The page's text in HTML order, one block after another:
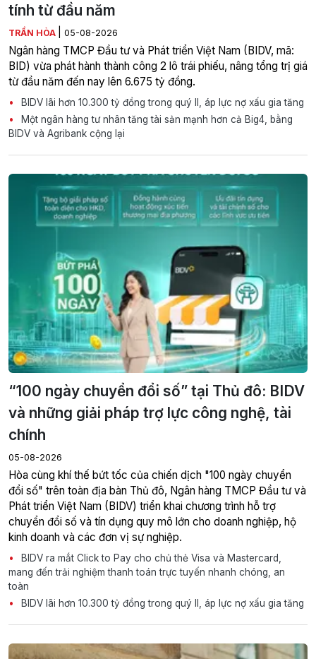
tính từ đầu năm
TRẦN HÒA 05-08-2026
Ngân hàng TMCP Đầu tư và Phát triển Việt Nam (BIDV, mã:
BID) vừa phát hành thành công 2 lô trái phiếu, nâng tổng trị giá
từ đầu năm đến nay lên 6.675 tỷ đồng.
BIDV lãi hơn 10.300 tỷ đồng trong quý II, áp lực nợ xấu gia tăng
Một ngân hàng tư nhân tăng tài sản mạnh hơn cả Big4, bằng
BIDV và Agribank cộng lại
“100 ngày chuyển đổi số” tại Thủ đô: BIDV
và những giải pháp trợ lực công nghệ, tài
chính
05-08-2026
Hòa cùng khí thế bứt tốc của chiến dịch "100 ngày chuyển
đổi số" trên toàn địa bàn Thủ đô, Ngân hàng TMCP Đầu tư và
Phát triển Việt Nam (BIDV) triển khai chương trình hỗ trợ
chuyển đổi số và tín dụng quy mô lớn cho doanh nghiệp, hộ
kinh doanh và các đơn vị sự nghiệp.
BIDV ra mắt Click to Pay cho chủ thẻ Visa và Mastercard,
mang đến trải nghiệm thanh toán trực tuyến nhanh chóng, an
toàn
BIDV lãi hơn 10.300 tỷ đồng trong quý II, áp lực nợ xấu gia tăng